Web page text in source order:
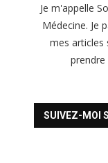
Je m'appelle
Médecine. Je
mes articles
SUIVEZ-MOI